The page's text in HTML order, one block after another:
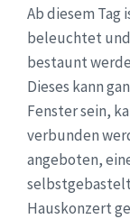
Ab diesem Tag
beleuchtet
bestaunt
Dieses kann
Fenster sein,
verbunden
angeboten,
Hauskonzert